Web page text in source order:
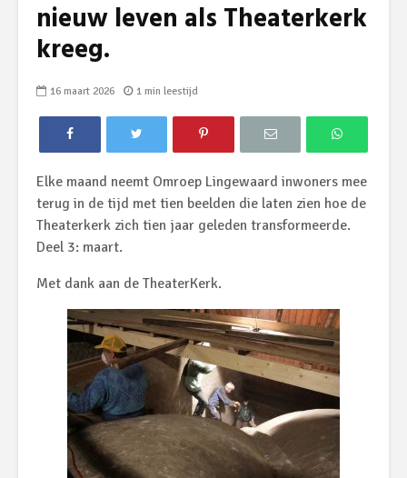
nieuw leven als Theaterkerk
kreeg.
16 maart 2026 1 min leestijd
Elke maand neemt Omroep Lingewaard inwoners mee
terug in de tijd met tien beelden die laten zien hoe de
Theaterkerk zich tien jaar geleden transformeerde.
Deel 3: maart.
Met dank aan de TheaterKerk.